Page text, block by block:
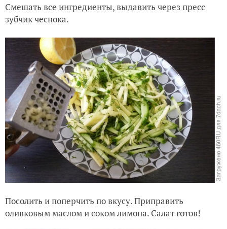
Смешать все ингредиенты, выдавить через пресс
зубчик чеснока.
Посолить и поперчить по вкусу. Приправить
оливковым маслом и соком лимона. Салат готов!